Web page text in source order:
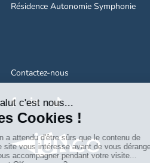
Résidence Autonomie Symphonie
Contactez-nous